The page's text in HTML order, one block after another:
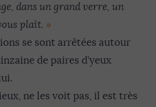
dans un grand verre, un
plaît. »
se sont arrêtées autour
de paires d’yeux
ne les voit pas, il est très